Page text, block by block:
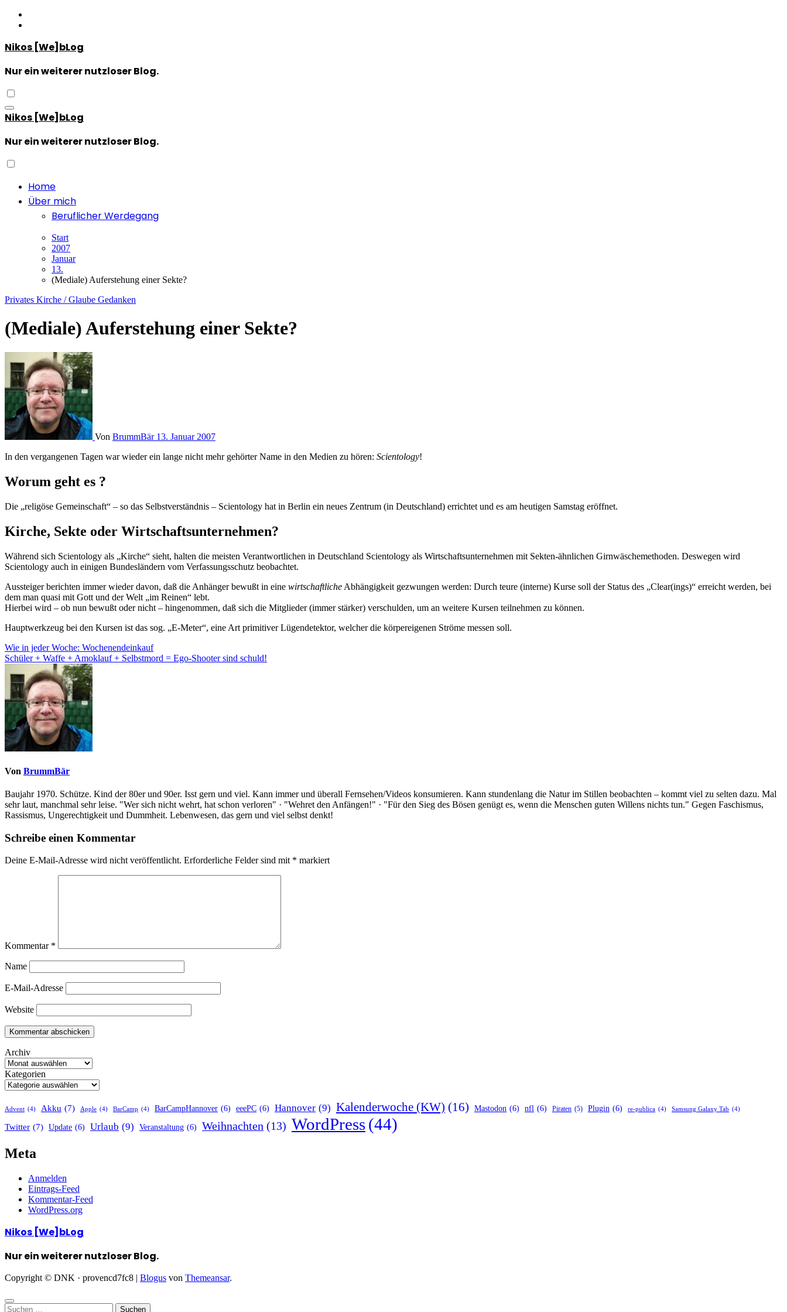
Zum
Inhalt
Nikos [We]bLog
Nur ein weiterer nutzloser Blog.
Nikos [We]bLog
Nur ein weiterer nutzloser Blog.
Home
Über mich
Beruflicher Werdegang
Start
2007
Januar
13.
(Mediale) Auferstehung einer Sekte?
Privates Kirche / Glaube Gedanken
(Mediale) Auferstehung einer Sekte?
Von BrummBär 13. Januar 2007
In den vergangenen Tagen war wieder ein lange nicht mehr gehörter Name in den Medien zu hören: Scientology!
Worum geht es ?
Die „religöse Gemeinschaft“ – so das Selbstverständnis – Scientology hat in Berlin ein neues Zentrum (in Deutschland) errichtet und es am heutigen Samstag eröffnet.
Kirche, Sekte oder Wirtschaftsunternehmen?
Während sich Scientology als „Kirche“ sieht, halten die meisten Verantwortlichen in Deutschland Scientology als Wirtschaftsunternehmen mit Sekten-ähnlichen Girnwäschemethoden. Deswegen wird
Scientology auch in einigen Bundesländern vom Verfassungsschutz beobachtet.
Aussteiger berichten immer wieder davon, daß die Anhänger bewußt in eine wirtschaftliche Abhängigkeit gezwungen werden: Durch teure (interne) Kurse soll der Status des „Clear(ings)“ erreicht werden, bei
dem man quasi mit Gott und der Welt „im Reinen“ lebt.
Hierbei wird – ob nun bewußt oder nicht – hingenommen, daß sich die Mitglieder (immer stärker) verschulden, um an weitere Kursen teilnehmen zu können.
Hauptwerkzeug bei den Kursen ist das sog. „E-Meter“, eine Art primitiver Lügendetektor, welcher die körpereigenen Ströme messen soll.
Beitragsnavigation
Wie in jeder Woche: Wochenendeinkauf
Schüler + Waffe + Amoklauf + Selbstmord = Ego-Shooter sind schuld!
Von BrummBär
Baujahr 1970. Schütze. Kind der 80er und 90er. Isst gern und viel. Kann immer und überall Fernsehen/Videos konsumieren. Kann stundenlang die Natur im Stillen beobachten – kommt viel zu selten dazu. Mal
sehr laut, manchmal sehr leise. "Wer sich nicht wehrt, hat schon verloren" · "Wehret den Anfängen!" · "Für den Sieg des Bösen genügt es, wenn die Menschen guten Willens nichts tun." Gegen Faschismus,
Rassismus, Ungerechtigkeit und Dummheit. Lebenwesen, das gern und viel selbst denkt!
Schreibe einen Kommentar
Deine E-Mail-Adresse wird nicht veröffentlicht. Erforderliche Felder sind mit * markiert
Kommentar *
Name
E-Mail-Adresse
Website
Archiv
Kategorien
Advent (4) Akku (7) Apple (4) BarCamp (4) BarCampHannover (6) eeePC (6) Hannover (9) Kalenderwoche (KW) (16) Mastodon (6) nfl (6) Piraten (5) Plugin (6) re-publica (4) Samsung Galaxy Tab (4)
Twitter (7) Update (6) Urlaub (9) Veranstaltung (6) Weihnachten (13) WordPress(44)
Meta
Anmelden
Eintrags-Feed
Kommentar-Feed
WordPress.org
Nikos [We]bLog
Nur ein weiterer nutzloser Blog.
Copyright © DNK · provencd7fc8 | Blogus von Themeansar.
Suchen